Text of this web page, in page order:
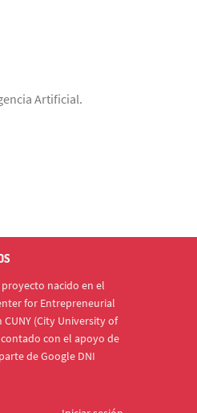
Artificial.
nacido en el
for Entrepreneurial
(City University of
contado con el apoyo de
de Google DNI